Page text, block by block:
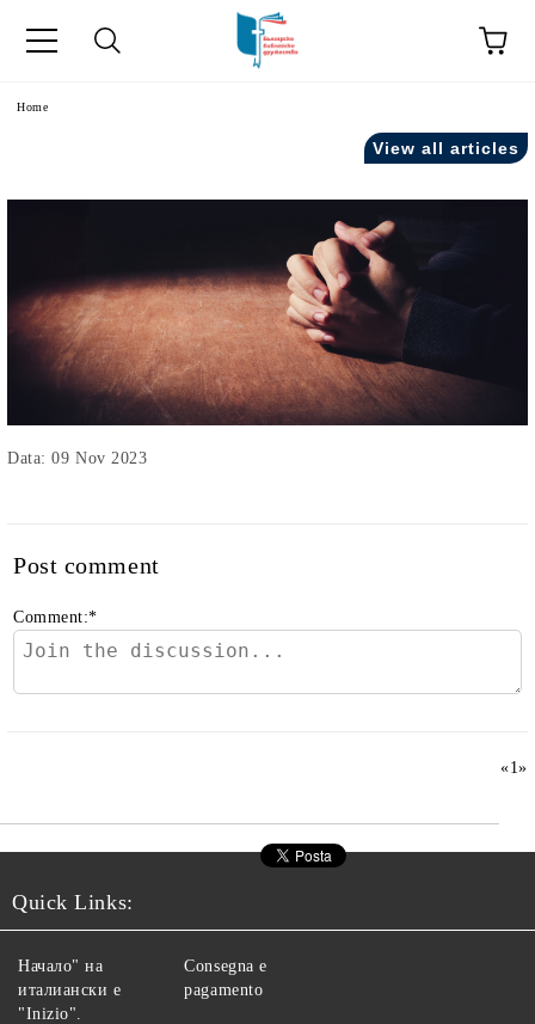
Home
View all articles
Data: 09 Nov 2023
Post comment
Comment:*
«1»
Quick Links:
Начало" на
италиански е
"Inizio".
Consegna e
pagamento